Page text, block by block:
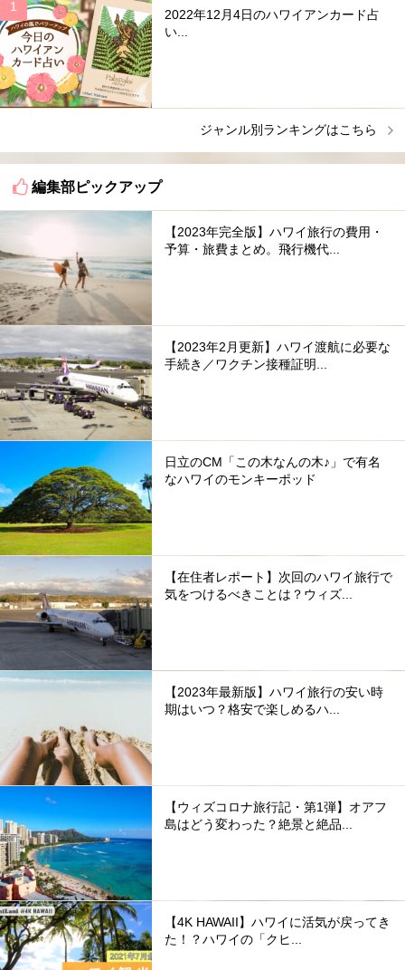
2022年12月4日のハワイアンカード占
い...
ジャンル別ランキングはこちら
編集部ピックアップ
【2023年完全版】ハワイ旅行の費用・
予算・旅費まとめ。飛行機代...
【2023年2月更新】ハワイ渡航に必要な
手続き／ワクチン接種証明...
日立のCM「この木なんの木♪」で有名
なハワイのモンキーポッド
【在住者レポート】次回のハワイ旅行で
気をつけるべきことは？ウィズ...
【2023年最新版】ハワイ旅行の安い時
期はいつ？格安で楽しめるハ...
【ウィズコロナ旅行記・第1弾】オアフ
島はどう変わった？絶景と絶品...
【4K HAWAII】ハワイに活気が戻ってき
た！？ハワイの「クヒ...